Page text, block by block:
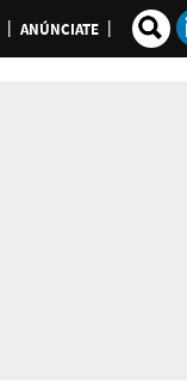
ANÚNCIATE